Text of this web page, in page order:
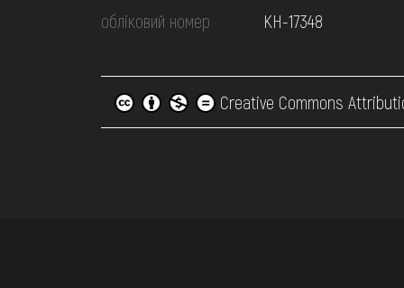
обліковий номер КН-17348
Creative Commons